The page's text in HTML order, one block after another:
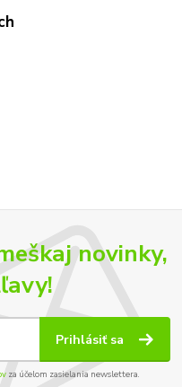
novinky,
Prihlásiť sa
za účelom zasielania newslettera.